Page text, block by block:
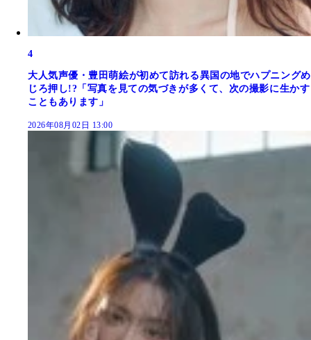
4
大人気声優・豊田萌絵が初めて訪れる異国の地でハプニングめ
じろ押し!?「写真を見ての気づきが多くて、次の撮影に生かす
こともあります」
2026年08月02日 13:00